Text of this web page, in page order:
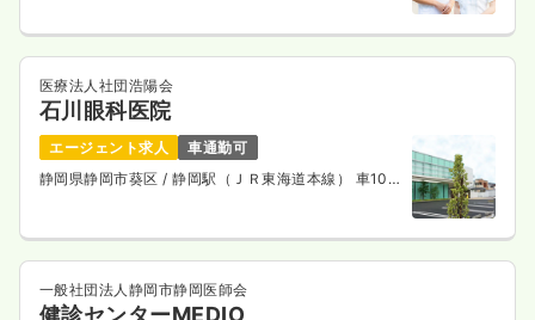
医療法人社団浩陽会
石川眼科医院
エージェント求人
車通勤可
静岡県静岡市葵区 / 静岡駅（ＪＲ東海道本線） 車10
一般社団法人静岡市静岡医師会